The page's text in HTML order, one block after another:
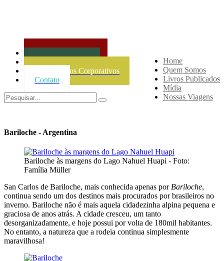
Home
Quem Somos
Livros Publicados
Mídia
Nossas Viagens
Treinamentos Corporativos
Contato
Bariloche - Argentina
Bariloche às margens do Lago Nahuel Huapi - Foto:
Família Müller
San Carlos de Bariloche, mais conhecida apenas por Bariloche,
continua sendo um dos destinos mais procurados por brasileiros no
inverno. Bariloche não é mais aquela cidadezinha alpina pequena e
graciosa de anos atrás. A cidade cresceu, um tanto
desorganizadamente, e hoje possui por volta de 180mil habitantes.
No entanto, a natureza que a rodeia continua simplesmente
maravilhosa!